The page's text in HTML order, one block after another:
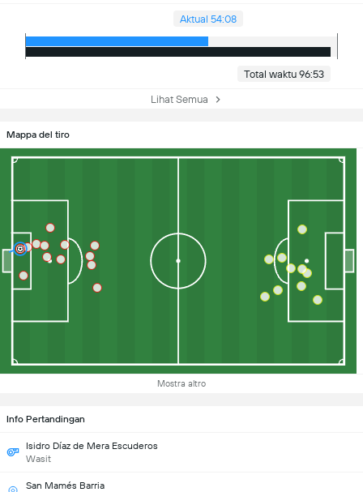
Aktual 54:08
Total waktu 96:53
Lihat Semua
Mappa del tiro
Mostra altro
Info Pertandingan
Isidro Díaz de Mera Escuderos
Wasit
San Mamés Barria